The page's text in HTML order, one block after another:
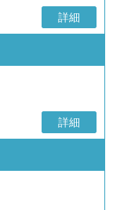
詳細
詳細